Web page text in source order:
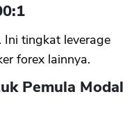
Ini tingkat leverage
forex lainnya.
Pemula Modal